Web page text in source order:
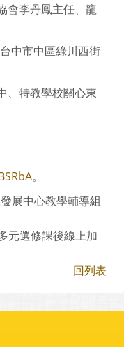
會李丹鳳主任、龍
中市中區綠川西街
、特教學校關心東
。
展中心教學輔導組
元選修課後線上加
回列表